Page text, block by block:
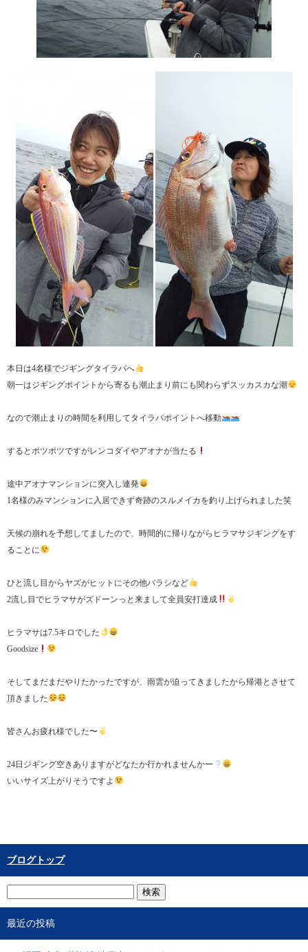
本日は4名様でジギングタイラバへ
朝一はジギングポイントから寄るも潮止まり前にも関わらずスッカスカな潮
なので潮止まりの時間を利用してタイラバポイントへ移動
するとポツポツですがレンコダイやアオナが当たる
途中アオナマンションに突入し連発
1名様のみマンションに入居できず奇跡のスルメイカを釣り上げられました笑
天候の崩れを予想してましたので、時間的に帰りながらヒラマサジギングをす
ることに
ひと流し目からヤズがヒットにその他バラシなど
2流し目でヒラマサがズドーンっと来まして全員安打達成
ヒラマサは7.5キロでした
Goodsize
そしてまだまだやりたかったですが、雨雲が迫ってきましたから帰港とさせて
頂きました
皆さんお疲れ様でした〜
24日ジギング空きありますがどなたか行かれませんかー
いいサイズ上がりそうですよ
ブログトップ
最近の投稿